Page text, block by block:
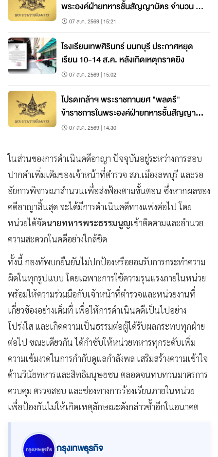
พระองค์ฝ่ายทหารชั้นสัญญาบัตร จำนวน 19
นาย07 ส.ค. 2569 | 15:21
โรงเรียนเทพศิรินทร์ นนทบุรี ประกาศหยุด
เรียน 10-14 ส.ค. หลังเกิดเหตุกราดยิง
07 ส.ค. 2569 | 15:02
โปรดเกล้าฯ พระราชทานยศ "พลตรี"
ข้าราชการในพระองค์ฝ่ายทหารชั้นสัญญา
บัตร07 ส.ค. 2569 | 14:30
ในส่วนของการดำเนินคดีอาญา ปัจจุบันอยู่ระหว่างการสอบ
ปากคำเพิ่มเติมของเจ้าหน้าที่ตำรวจ สภ.เมืองลพบุรี และรอ
อัยการพิจารณาสำนวนเพื่อส่งฟ้องตามขั้นตอน ซึ่งหากผลของ
คดีอาญาสิ้นสุด จะได้มีการดำเนินคดีทางแพ่งต่อไป โดย
หน่วยได้จัดนายทหารพระธรรมนูญเข้าติดตามและอำนวย
ความสะดวกในคดีอย่างใกล้ชิด
ทั้งนี้ กองทัพบกยืนยันไม่ปกป้องหรือยอมรับการกระทำความ
ผิดในทุกรูปแบบ โดยเฉพาะการใช้ความรุนแรงภายในหน่วย
พร้อมให้ความร่วมมือกับเจ้าหน้าที่ตำรวจและหน่วยงานที่
เกี่ยวข้องอย่างเต็มที่ เพื่อให้การดำเนินคดีเป็นไปอย่าง
โปร่งใส และเกิดความเป็นธรรมต่อผู้ได้รับผลกระทบทุกฝ่าย
ต่อไป ขณะเดียวกัน ได้กำชับให้หน่วยทหารทุกระดับเพิ่ม
ความเข้มงวดในการกำกับดูแลกำลังพล เสริมสร้างความเข้าใจ
ด้านวินัยทหารและสิทธิมนุษยชน ตลอดจนทบทวนมาตรการ
ควบคุม ตรวจสอบ และช่องทางการร้องเรียนภายในหน่วย
เพื่อป้องกันไม่ให้เกิดเหตุลักษณะดังกล่าวซ้ำอีกในอนาคต
กรุงเทพธุรกิจ